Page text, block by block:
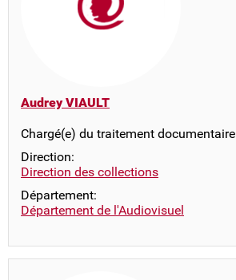
Audrey VIAULT
Chargé(e) du traitement documentaire
Direction:
Direction des collections
Département:
Département de l'Audiovisuel